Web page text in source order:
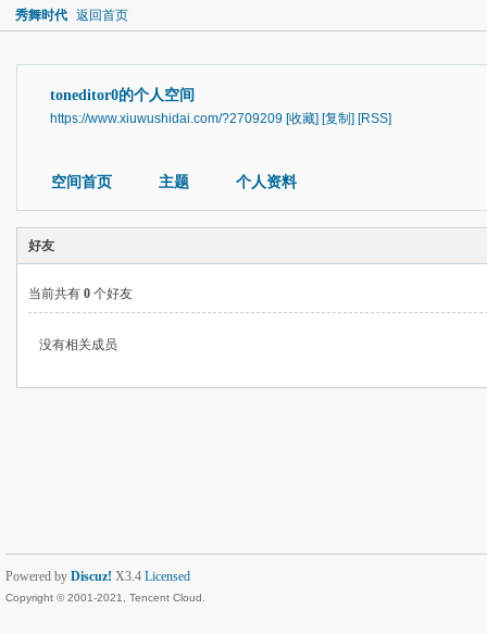
秀舞时代 返回首页
toneditor0的个人空间
https://www.xiuwushidai.com/?2709209 [收藏] [复制] [RSS]
空间首页 主题 个人资料
好友
当前共有 0 个好友
没有相关成员
Powered by Discuz! X3.4 Licensed
Copyright © 2001-2021, Tencent Cloud.